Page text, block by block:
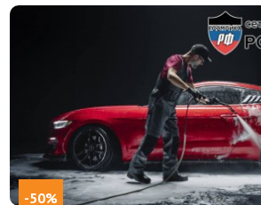
-50%